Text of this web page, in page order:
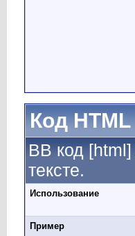
Код HTML
BB код
тексте.
Использование
Пример